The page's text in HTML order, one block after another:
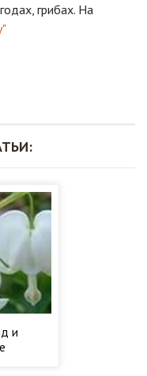
грибах. На
и